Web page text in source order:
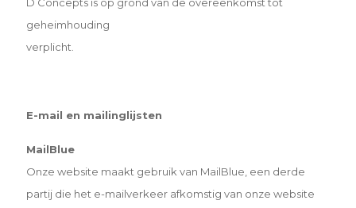
geheimhouding
verplicht.
E-mail en mailinglijsten
MailBlue
Onze website maakt gebruik van MailBlue, een derde
partij die het e-mailverkeer afkomstig van onze website